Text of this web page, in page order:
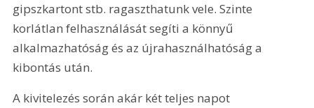
gipszkartont stb. ragaszthatunk vele. Szinte
korlátlan felhasználását segíti a könnyű
alkalmazhatóság és az újrahasználhatóság a
kibontás után.
A kivitelezés során akár két teljes napot